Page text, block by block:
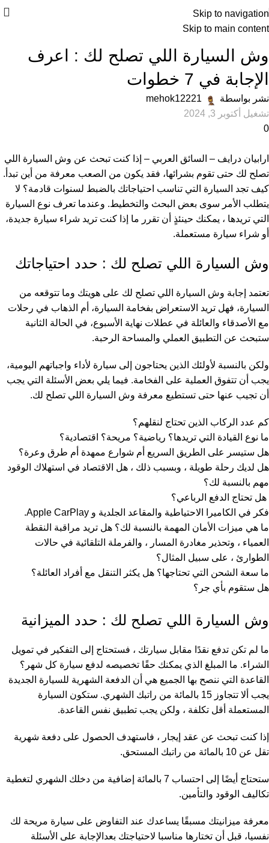
Skip to navigation
Skip to main content
عام
وش السيارة اللي تصلح لك : اعرف
الإجابة في 7 خطوات
نشر بواسطة
mehok12221
تشغيل أكتوبر 3, 2024
0
ارابيان درايف – السائق العربي – إذا كنت تبحث عن وش السيارة اللي
تصلح لك حتى تقوم بشرائها، فقد يكون من الصعب معرفة من أين تبدأ.
كيف تجد السيارة التي تناسب احتياجاتك بالضبط لسنوات قادمة؟ لا
يتطلب الأمر سوى بعض البحث والتخطيط. وعندما تعرف نوع السيارة
التي تريدها ، يمكنك حينئذٍ أن تقرر ما إذا كنت تريد شراء سيارة جديدة،
أو شراء سيارة مستعملة.
وش السيارة اللي تصلح لك : حدد احتياجاتك
تعتمد إجابة وش السيارة اللي تصلح لك على هويتك وما تتوقعه من
السيارة، فهل تريد الاستعراض بفخامة السيارة، أم الذهاب في رحلات
مع الأصدقاء والعائلة في عطلات نهاية الأسبوع، في الحالة الثانية
ستبحث عن التطبيق العملي والمساحة الرحبة.
ولكن بالنسبة لأولئك الذين يحتاجون إلى سيارة لأداء واجباتهم اليومية،
يجب أن تتفوق العملية على الفخامة. فيما يلي بعض الأسئلة التي يجب
أن تجيب عنها حتى تستطيع معرفة وش السيارة اللي تصلح لك.
كم عدد الركاب الذين تحتاج لنقلهم؟
ما نوع القيادة التي تريدها؟ رياضية؟ مريحة؟ اقتصادية؟
هل ستيسر على الطريق السريع أم شوارع ممهدة أم طرق وعرة؟
هل لديك رحلة طويلة ، وبسبب ذلك ، هل الاقتصاد في استهلاك الوقود
مهم بالنسبة لك؟
هل تحتاج الدفع الرباعي؟
فكر في الكاميرا الاحتياطية والمقاعد الجلدية و Apple CarPlay.
ما هي ميزات الأمان المهمة بالنسبة لك؟ هل تريد مراقبة النقطة
العمياء ، وتحذير مغادرة المسار ، والفرملة التلقائية في حالات
الطوارئ ، على سبيل المثال؟
ما سعة الشحن التي تحتاجها؟ هل يكثر التنقل مع أفراد العائلة؟
هل ستقوم بأي جر؟
وش السيارة اللي تصلح لك : حدد الميزانية
ما لم تكن تدفع نقدًا مقابل سيارتك ، فستحتاج إلى التفكير في تمويل
الشراء. ما المبلغ الذي يمكنك حقًا تخصيصه لدفع سيارة كل شهر؟
القاعدة التي ننصح بها الجميع هي أن الدفعة الشهرية للسيارة الجديدة
يجب ألا تتجاوز 15 بالمائة من راتبك الشهري. ستكون السيارة
المستعملة أقل تكلفة ، ولكن يجب تطبيق نفس القاعدة.
إذا كنت تبحث عن عقد إيجار ، فاستهدف الحصول على دفعة شهرية
تقل عن 10 بالمائة من راتبك المستحق.
ستحتاج أيضًا إلى احتساب 7 بالمائة إضافية من دخلك الشهري لتغطية
تكاليف الوقود والتأمين.
معرفة ميزانيتك مسبقًا يساعدك عند التفاوض على سيارة مريحة لك
نفسيا، قبل أن تختارها مناسبا لاحتياجتك بعدالإجابة على الأسئلة